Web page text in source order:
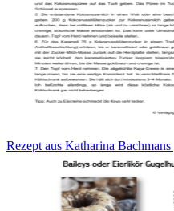
Rezept aus Katharina